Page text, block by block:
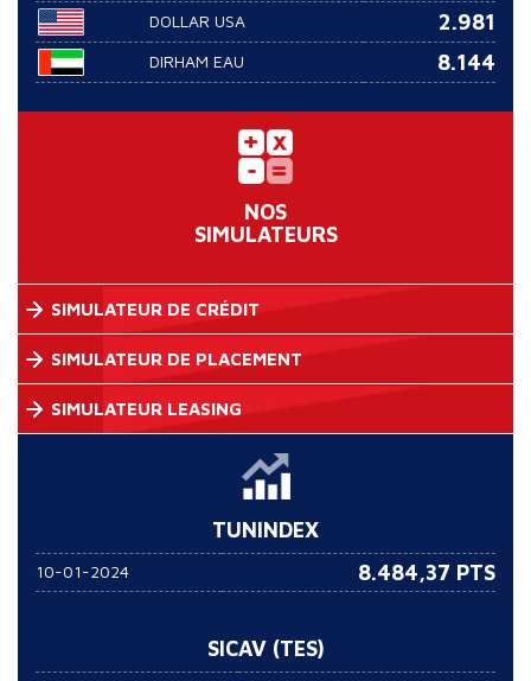
DOLLAR USA 2.981
DIRHAM EAU 8.144
NOS
SIMULATEURS
SIMULATEUR DE CRÉDIT
SIMULATEUR DE PLACEMENT
SIMULATEUR LEASING
TUNINDEX
10-01-2024 8.484,37 PTS
SICAV (TES)